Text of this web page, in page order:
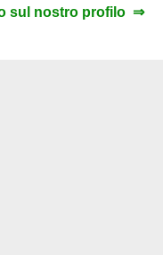
sul nostro profilo ⇒